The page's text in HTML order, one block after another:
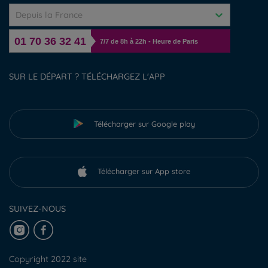
Depuis la France
01 70 36 32 41 7/7 de 8h à 22h - Heure de Paris
SUR LE DÉPART ? TÉLÉCHARGEZ L'APP
Télécharger sur Google play
Télécharger sur App store
SUIVEZ-NOUS
Copyright 2022 site